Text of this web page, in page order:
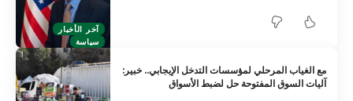
آخر الأخبار
سياسة
مع الغياب المرحلي لمؤسسات التدخل الإيجابي.. خبير:
آليات السوق المفتوحة حل لضبط الأسواق